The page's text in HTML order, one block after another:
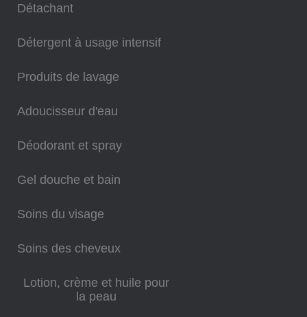
Détachant
Détergent à usage intensif
Produits de lavage
Adoucisseur d'eau
Déodorant et spray
Gel douche et bain
Soins du visage
Soins des cheveux
Lotion, crème et huile pour
la peau